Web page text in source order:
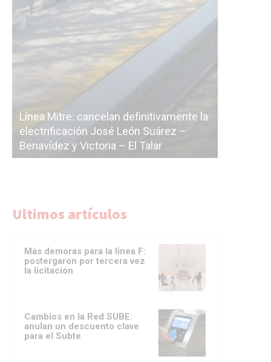
La Ciudad vuelve a postergar la
licitación de la línea F
Ultimos artículos
Más demoras para la línea F:
postergaron por tercera vez
la licitación
Cambios en la Red SUBE:
anulan un descuento clave
para el Subte